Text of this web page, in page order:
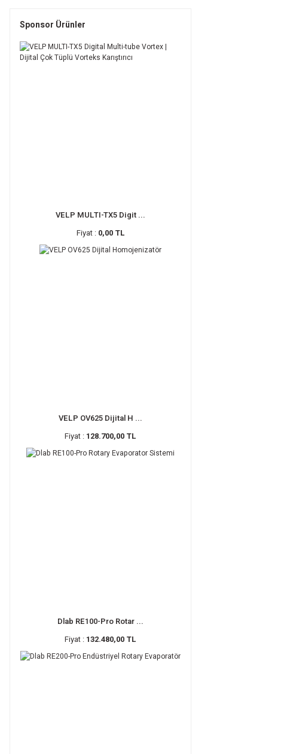
Sponsor Ürünler
VELP MULTI-TX5 Digit ...
Fiyat : 0,00 TL
VELP OV625 Dijital H ...
Fiyat : 128.700,00 TL
Dlab RE100-Pro Rotar ...
Fiyat : 132.480,00 TL